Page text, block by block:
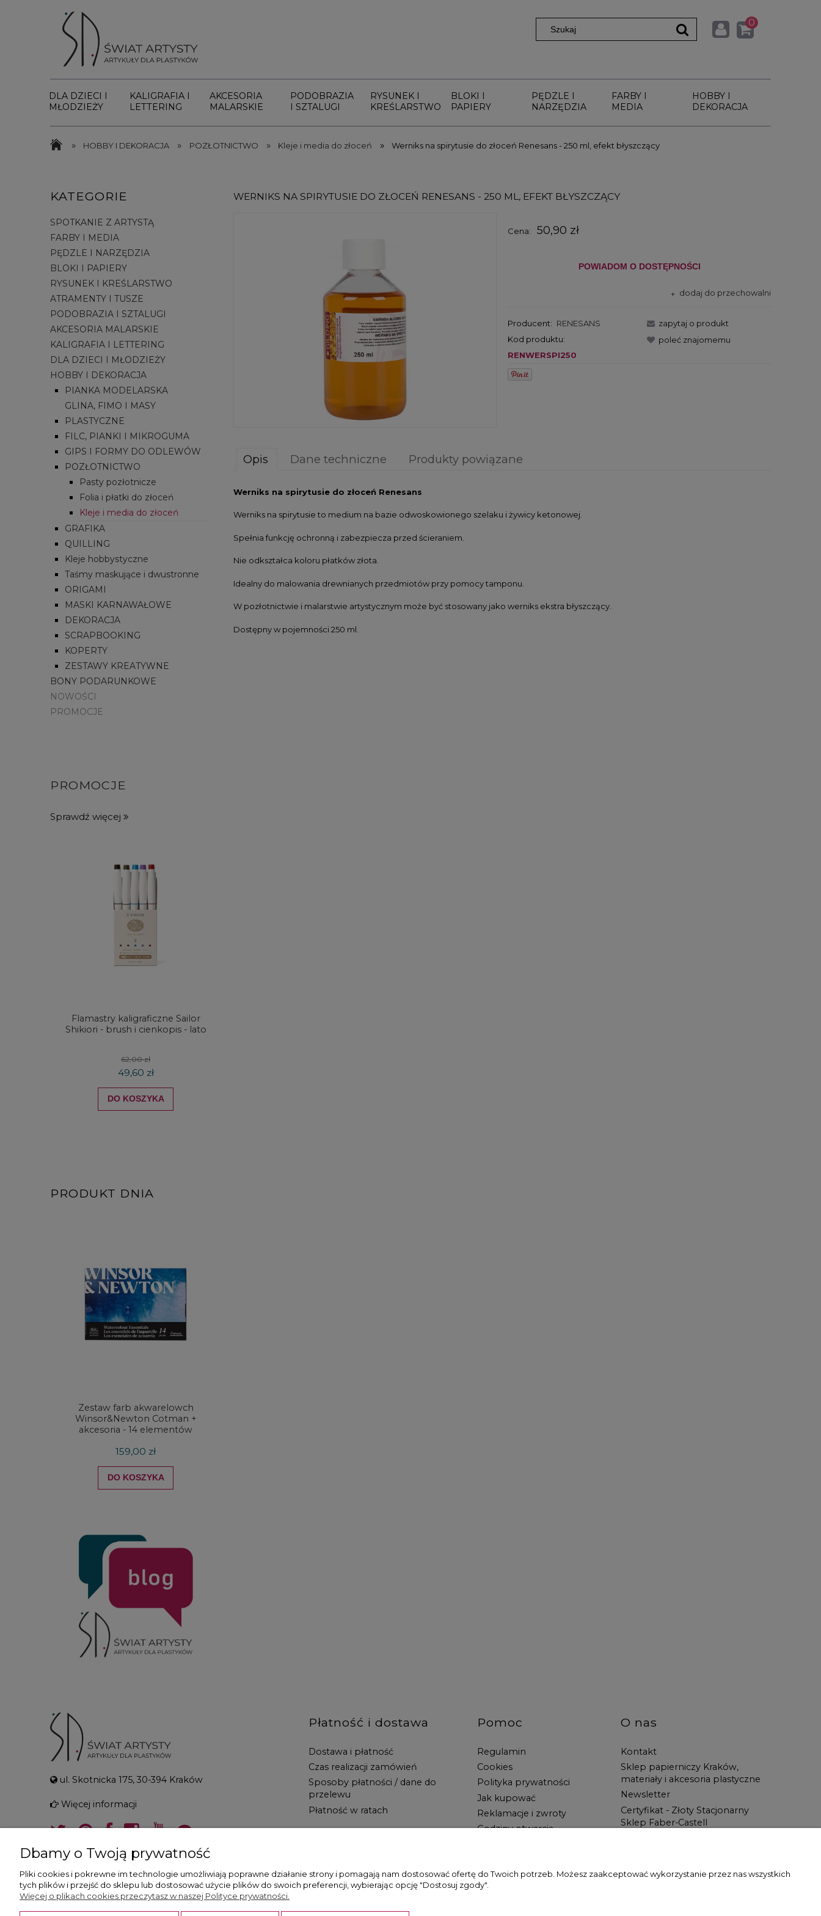
0
DLA DZIECI I
MŁODZIEŻY
KALIGRAFIA I
LETTERING
AKCESORIA
MALARSKIE
PODOBRAZIA
I SZTALUGI
RYSUNEK I
KREŚLARSTWO
BLOKI I
PAPIERY
PĘDZLE I
NARZĘDZIA
FARBY I
MEDIA
HOBBY I
DEKORACJA
» HOBBY I DEKORACJA » POZŁOTNICTWO » Kleje i media do złoceń » Werniks na spirytusie do złoceń Renesans - 250 ml, efekt błyszczący
KATEGORIE
SPOTKANIE Z ARTYSTĄ
FARBY I MEDIA
PĘDZLE I NARZĘDZIA
BLOKI I PAPIERY
RYSUNEK I KREŚLARSTWO
ATRAMENTY I TUSZE
PODOBRAZIA I SZTALUGI
AKCESORIA MALARSKIE
KALIGRAFIA I LETTERING
DLA DZIECI I MŁODZIEŻY
HOBBY I DEKORACJA
PIANKA MODELARSKA
GLINA, FIMO I MASY
PLASTYCZNE
FILC, PIANKI I MIKROGUMA
GIPS I FORMY DO ODLEWÓW
POZŁOTNICTWO
Pasty pozłotnicze
Folia i płatki do złoceń
Kleje i media do złoceń
GRAFIKA
QUILLING
Kleje hobbystyczne
Taśmy maskujące i dwustronne
ORIGAMI
MASKI KARNAWAŁOWE
DEKORACJA
SCRAPBOOKING
KOPERTY
ZESTAWY KREATYWNE
BONY PODARUNKOWE
NOWOŚCI
PROMOCJE
PROMOCJE
Sprawdź więcej
Flamastry kaligraficzne Sailor
Shikiori - brush i cienkopis - lato
62,00 zł
49,60 zł
DO KOSZYKA
PRODUKT DNIA
Zestaw farb akwarelowch
Winsor&Newton Cotman +
akcesoria - 14 elementów
159,00 zł
DO KOSZYKA
WERNIKS NA SPIRYTUSIE DO ZŁOCEŃ RENESANS - 250 ML, EFEKT BŁYSZCZĄCY
Cena: 50,90 zł
POWIADOM O DOSTĘPNOŚCI
dodaj do przechowalni
Producent: RENESANS
Kod produktu:
RENWERSPI250
zapytaj o produkt
poleć znajomemu
Opis Dane techniczne Produkty powiązane
Werniks na spirytusie do złoceń Renesans
Werniks na spirytusie to medium na bazie odwoskowionego szelaku i żywicy ketonowej.
Spełnia funkcję ochronną i zabezpiecza przed ścieraniem.
Nie odkształca koloru płatków złota.
Idealny do malowania drewnianych przedmiotów przy pomocy tamponu.
W pozłotnictwie i malarstwie artystycznym może być stosowany jako werniks ekstra błyszczący.
Dostępny w pojemności 250 ml.
ul. Skotnicka 175, 30-394 Kraków
Więcej informacji
Płatność i dostawa
Dostawa i płatność
Czas realizacji zamówień
Sposoby płatności / dane do
przelewu
Płatność w ratach
Pomoc
Regulamin
Cookies
Polityka prywatności
Jak kupować
Reklamacje i zwroty
Godziny otwarcia
O nas
Kontakt
Sklep papierniczy Kraków,
materiały i akcesoria plastyczne
Newsletter
Certyfikat - Złoty Stacjonarny
Sklep Faber-Castell
Wszystko dla ucznia w Świat
Artysty!
Dbamy o Twoją prywatność
Pliki cookies i pokrewne im technologie umożliwiają poprawne działanie strony i pomagają nam dostosować ofertę do Twoich potrzeb. Możesz zaakceptować wykorzystanie przez nas wszystkich
tych plików i przejść do sklepu lub dostosować użycie plików do swoich preferencji, wybierając opcję "Dostosuj zgody".
Więcej o plikach cookies przeczytasz w naszej Polityce prywatności.